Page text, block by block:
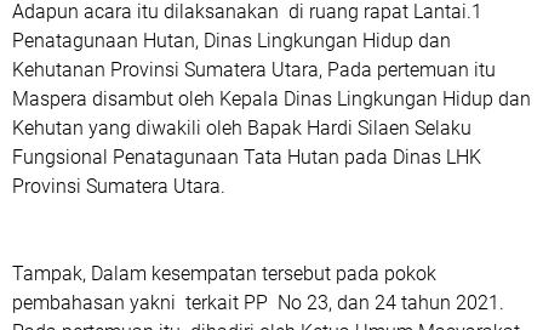
Adapun acara itu dilaksanakan di ruang rapat Lantai.1
Penatagunaan Hutan, Dinas Lingkungan Hidup dan
Kehutanan Provinsi Sumatera Utara, Pada pertemuan itu
Maspera disambut oleh Kepala Dinas Lingkungan Hidup dan
Kehutan yang diwakili oleh Bapak Hardi Silaen Selaku
Fungsional Penatagunaan Tata Hutan pada Dinas LHK
Provinsi Sumatera Utara.
Tampak, Dalam kesempatan tersebut pada pokok
pembahasan yakni terkait PP No 23, dan 24 tahun 2021.